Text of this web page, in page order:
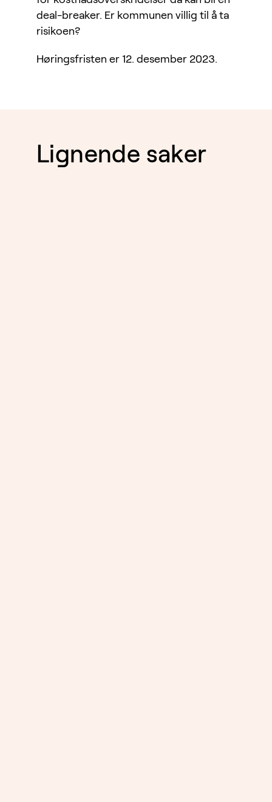
deal-breaker. Er kommunen villig til å ta
risikoen?
Høringsfristen er 12. desember 2023.
Lignende saker